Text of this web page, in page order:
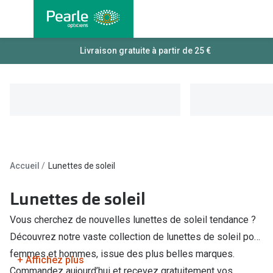
directement
Lunettes progressives
Lunettes d’un filtre à lumière bleu-violet
Lunettes d'ordinateur
Lentilles
Produits
Livraison gratuite à partir de 25 €
Accueil Lunettes de soleil
Lunettes de soleil
Vous cherchez de nouvelles lunettes de soleil tendance ?
Découvrez notre vaste collection de lunettes de soleil pour
femmes et hommes, issue des plus belles marques.
Commandez aujourd’hui et recevez gratuitement vos
+ Affichez plus